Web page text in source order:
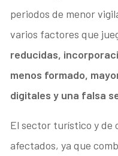
periodos de menor
varios factores que
reducidas,
menos formado,
digitales y una falsa
El sector turístico y de
afectados, ya que